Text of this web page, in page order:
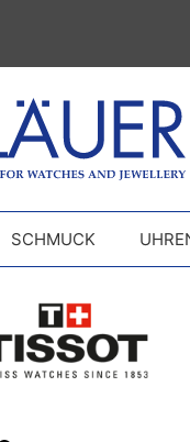
SCHMUCK